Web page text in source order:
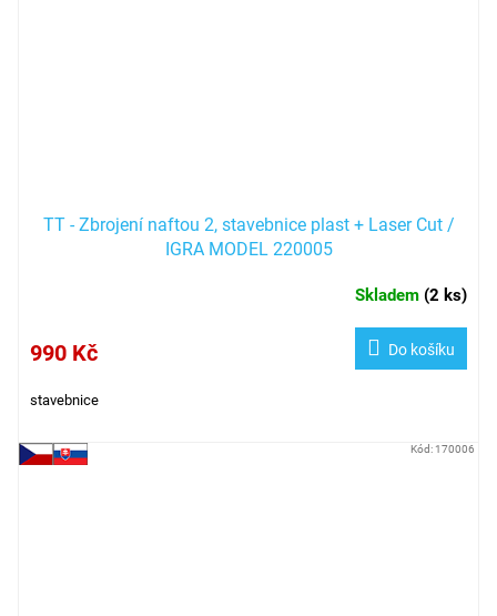
TT - Zbrojení naftou 2, stavebnice plast + Laser Cut /
IGRA MODEL 220005
Skladem (2 ks)
990 Kč Do košíku
stavebnice
Kód: 170006